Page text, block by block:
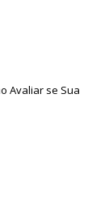
Avaliar se Sua